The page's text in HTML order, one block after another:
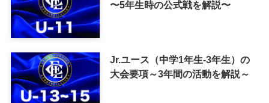
〜5年生時の公式戦を解説〜
Jr.ユース（中学1年生-3年生）の
大会要項～3年間の活動を解説～